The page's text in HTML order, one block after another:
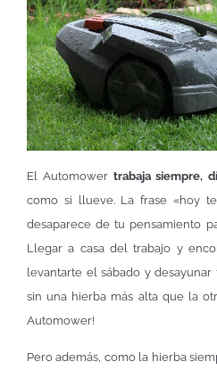
El Automower trabaja siempre,
como si llueve. La frase «hoy
desaparece de tu pensamiento
Llegar a casa del trabajo y
levantarte el sábado y
sin una hierba más alta que la
Automower!
Pero además, como la hierba